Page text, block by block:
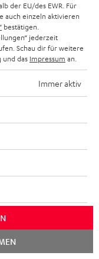
der EU/des EWR. Für
auch einzeln aktivieren
bestätigen.
jederzeit
Schau dir für weitere
und das Impressum an.
Immer aktiv